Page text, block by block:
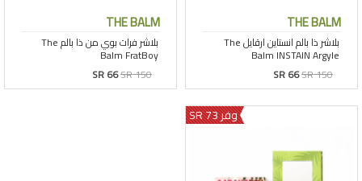
THE BALM
SR 66SR 150
THE BALM
SR 66SR 150
وفر 73 SR